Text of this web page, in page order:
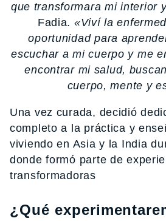
que transformara mi interior
Fadia. «Viví la
oportunidad para
escuchar a mi cuerpo y me
encontrar mi salud,
cuerpo, mente y
Una vez curada, decidió
completo a la práctica y
viviendo en Asia y la India
donde formó parte de
transformadoras
¿Qué